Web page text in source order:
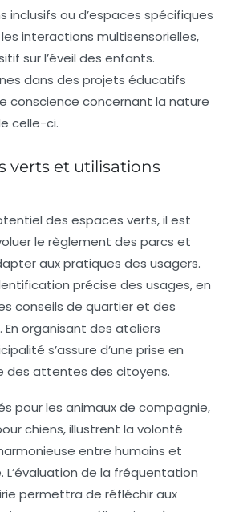
inclusifs ou d’espaces spécifiques
interactions multisensorielles,
sur l’éveil des enfants.
dans des projets éducatifs
conscience concernant la nature
celle-ci.
verts et utilisations
des espaces verts, il est
le règlement des parcs et
aux pratiques des usagers.
précise des usages, en
conseils de quartier et des
organisant des ateliers
s’assure d’une prise en
des attentes des citoyens.
pour les animaux de compagnie,
chiens, illustrent la volonté
entre humains et
L’évaluation de la fréquentation
permettra de réfléchir aux